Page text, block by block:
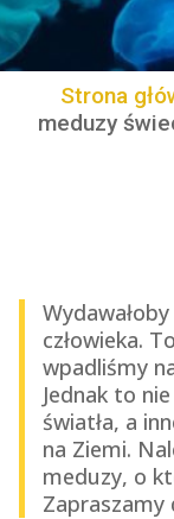
Strona
meduzy
człowieka.
wpadliśmy
Jednak to
światła, a
na Ziemi.
meduzy, o
Zapraszamy